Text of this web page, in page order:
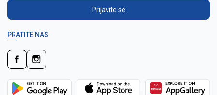
Prijavite se
PRATITE NAS